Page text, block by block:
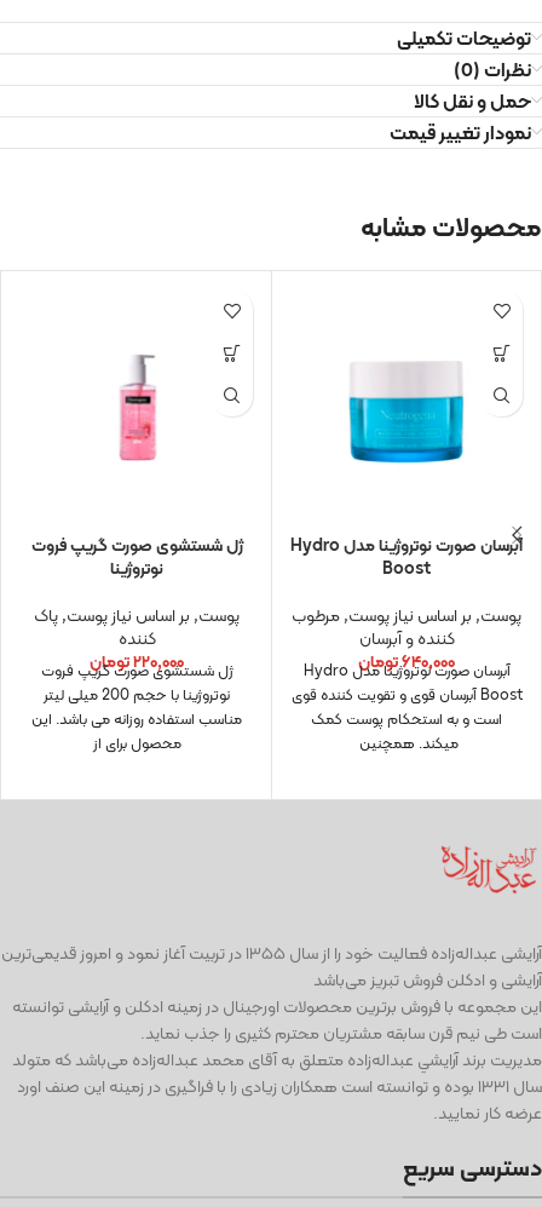
توضیحات تکمیلی
نظرات (0)
حمل و نقل کالا
نمودار تغییر قیمت
محصولات مشابه
آبرسان صورت نوتروژینا مدل Hydro
Boost
پوست, بر اساس نیاز پوست,مرطوب
کننده و آبرسان
۶۴۰,۰۰۰تومان آبرسان صورت نوتروژینا مدل Hydro
Boost آبرسان قوی و تقویت کننده قوی
است و به استحکام پوست کمک
میکند. همچنین
ژل شستشوی صورت گریپ فروت
نوتروژینا
پوست, بر اساس نیاز پوست,پاک
کننده
۲۲۰,۰۰۰تومان
ژل شستشوی صورت گریپ فروت
نوتروژینا با حجم 200 میلی لیتر
مناسب استفاده روزانه می باشد. این
محصول برای از
آرايشی عبداله‌زاده فعاليت خود را از سال ۱۳۵۵ در تربیت آغاز نمود و امروز قدیمی‌ترین
آرایشی و ادكلن فروش تبریز می‌باشد
این مجموعه با فروش برترین محصولات اورجینال در زمینه ادكلن و آرایشی توانسته
است طی نيم قرن سابقه مشتریان محترم كثیری را جذب نمايد.
مديريت برند آرايشي عبداله‌زاده متعلق به آقای محمد عبداله‌زاده می‌باشد كه متولد
سال ١٣٣١ بوده و توانسته است همكاران زيادی را با فراگيری در زمينه اين صنف اورد
عرضه كار نماييد.
دسترسی سریع